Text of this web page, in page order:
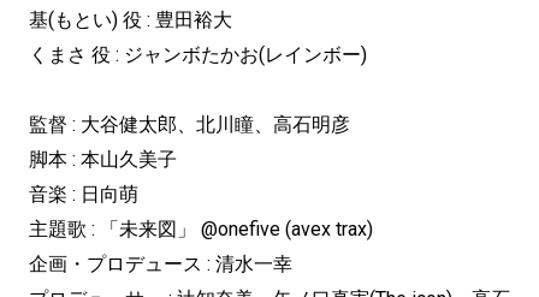
基(もとい) 役 : 豊田裕大
くまさ 役 : ジャンボたかお(レインボー)
監督 : 大谷健太郎、北川瞳、高石明彦
脚本 : 本山久美子
音楽 : 日向萌
主題歌 : 「未来図」 @onefive (avex trax)
企画・プロデュース : 清水一幸